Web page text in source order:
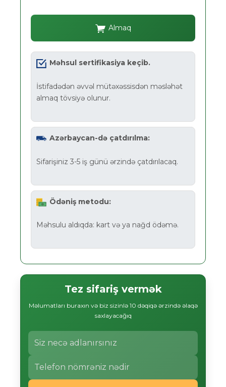
Almaq
Məhsul sertifikasiya keçib.
İstifadədən əvvəl mütəxəssisdən məsləhət
almaq tövsiyə olunur.
Azərbaycan-də çatdırılma:
Sifarişiniz 3-5 iş günü ərzində çatdırılacaq.
Ödəniş metodu:
Məhsulu aldıqda: kart və ya nağd ödəmə.
Tez sifariş vermək
Məlumatları buraxın və biz sizinlə 10 dəqiqə ərzində əlaqə
saxlayacağıq